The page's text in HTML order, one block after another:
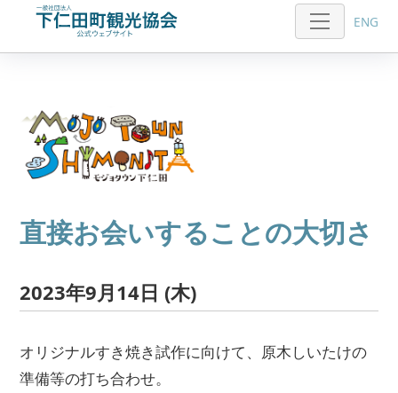
ENG
直接お会いすることの大切さ
2023年9月14日 (木)
オリジナルすき焼き試作に向けて、原木しいたけの
準備等の打ち合わせ。